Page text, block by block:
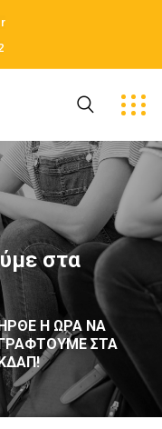
στα
Η ΏΡΑ ΝΑ
ΣΤΑ